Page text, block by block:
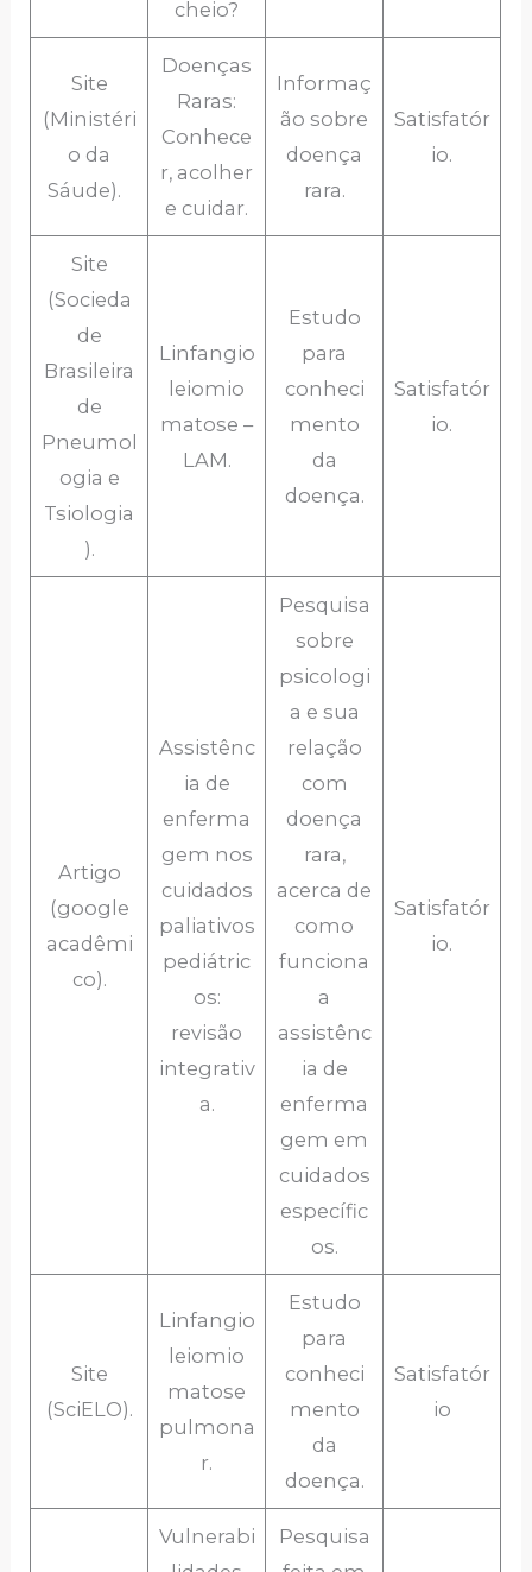
cheio?
Site
(Ministéri
o da
Sáude).
Doenças
Raras:
Conhece
r, acolher
e cuidar.
Informaç
ão sobre
doença
rara.
Satisfatór
io.
Site
(Socieda
de
Brasileira
de
Pneumol
ogia e
Tsiologia
).
Linfangio
leiomio
matose –
LAM.
Estudo
para
conheci
mento
da
doença.
Satisfatór
io.
Artigo
(google
acadêmi
co).
Assistênc
ia de
enferma
gem nos
cuidados
paliativos
pediátric
os:
revisão
integrativ
a.
Pesquisa
sobre
psicologi
a e sua
relação
com
doença
rara,
acerca de
como
funciona
a
assistênc
ia de
enferma
gem em
cuidados
específic
os.
Satisfatór
io.
Site
(SciELO).
Linfangio
leiomio
matose
pulmona
r.
Estudo
para
conheci
mento
da
doença.
Satisfatór
io
Vulnerabi
Pesquisa